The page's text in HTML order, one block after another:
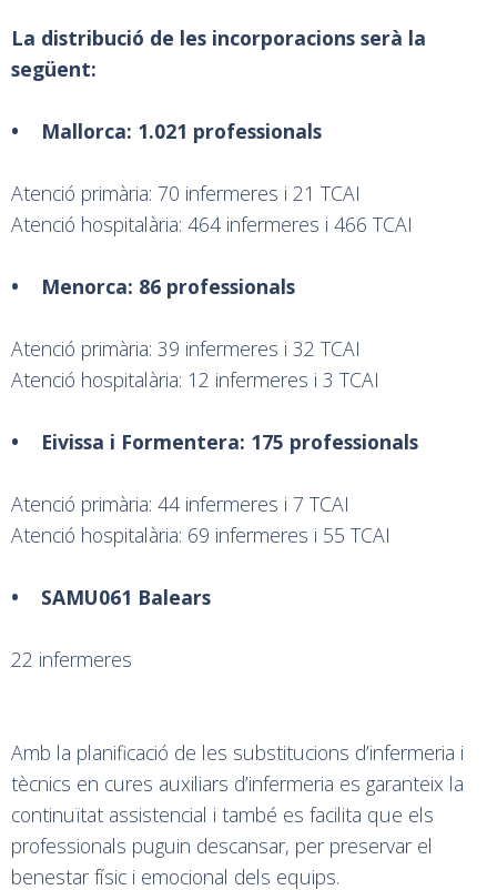
La distribució de les incorporacions serà la
següent:
• Mallorca: 1.021 professionals
Atenció primària: 70 infermeres i 21 TCAI
Atenció hospitalària: 464 infermeres i 466 TCAI
• Menorca: 86 professionals
Atenció primària: 39 infermeres i 32 TCAI
Atenció hospitalària: 12 infermeres i 3 TCAI
• Eivissa i Formentera: 175 professionals
Atenció primària: 44 infermeres i 7 TCAI
Atenció hospitalària: 69 infermeres i 55 TCAI
• SAMU061 Balears
22 infermeres
Amb la planificació de les substitucions d’infermeria i
tècnics en cures auxiliars d’infermeria es garanteix la
continuïtat assistencial i també es facilita que els
professionals puguin descansar, per preservar el
benestar físic i emocional dels equips.